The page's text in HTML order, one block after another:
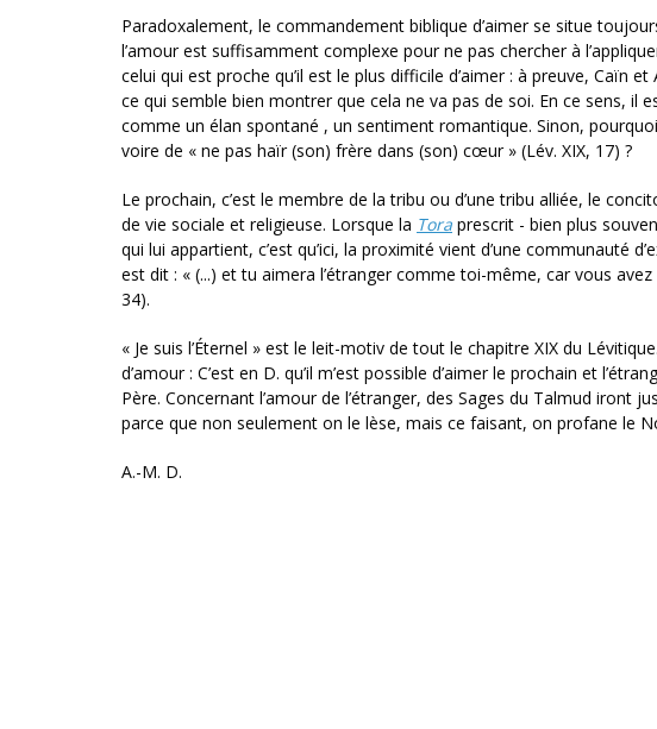
Paradoxalement, le commandement biblique d’aimer se situe
l’amour est suffi­samment complexe pour ne pas chercher à
celui qui est proche qu’il est le plus difficile d’aimer : à preuve, Caïn
ce qui semble bien montrer que cela ne va pas de soi. En ce sens, il
comme un élan spontané , un sentiment romantique. Sinon,
voire de « ne pas haïr (son) frère dans (son) cœur » (Lév. XIX, 17) ?
Le prochain, c’est le membre de la tribu ou d’une tribu alliée, le
de vie sociale et religieuse. Lorsque la Tora prescrit - bien plus
qui lui appartient, c’est qu’ici, la proximité vient d’une communauté
est dit : « (...) et tu aime­ra l’étranger comme toi-même, car vous avez
34).
« Je suis l’Éternel » est le leit-motiv de tout le chapitre XIX du
d’amour : C’est en D. qu’il m’est possible d’aimer le prochain et
Père. Concernant l’amour de l’étranger, des Sages du Talmud iront
parce que non seulement on le lèse, mais ce faisant, on profane le
A.-M. D.